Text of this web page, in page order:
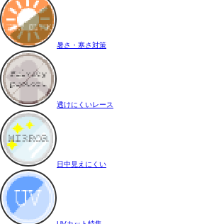
暑さ・寒さ対策
透けにくいレース
日中見えにくい